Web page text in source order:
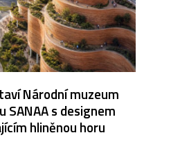
Národní muzeum
SANAA s designem
hliněnou horu